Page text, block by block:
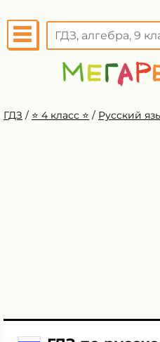
ГДЗ / ⭐️ 4 класс ⭐️ / Русский